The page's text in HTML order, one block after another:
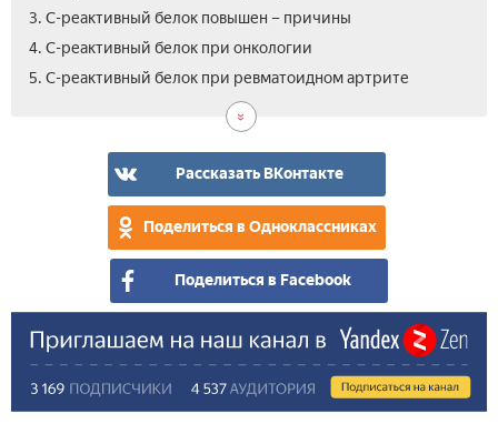
3. С-реактивный белок повышен – причины
4. С-реактивный белок при онкологии
5. С-реактивный белок при ревматоидном артрите
Рассказать ВКонтакте
Поделиться в Одноклассниках
Поделиться в Facebook